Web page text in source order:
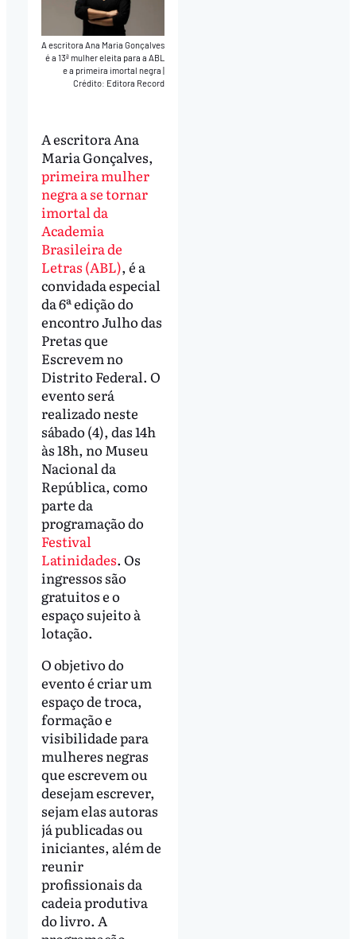
A escritora Ana Maria Gonçalves
é a 13ª mulher eleita para a ABL
e a primeira imortal negra|
Crédito: Editora Record
A escritora Ana
Maria Gonçalves,
primeira mulher
negra a se tornar
imortal da
Academia
Brasileira de
Letras (ABL), é a
convidada especial
da 6ª edição do
encontro Julho das
Pretas que
Escrevem no
Distrito Federal. O
evento será
realizado neste
sábado (4), das 14h
às 18h, no Museu
Nacional da
República, como
parte da
programação do
Festival
Latinidades. Os
ingressos são
gratuitos e o
espaço sujeito à
lotação.
O objetivo do
evento é criar um
espaço de troca,
formação e
visibilidade para
mulheres negras
que escrevem ou
desejam escrever,
sejam elas autoras
já publicadas ou
iniciantes, além de
reunir
profissionais da
cadeia produtiva
do livro. A